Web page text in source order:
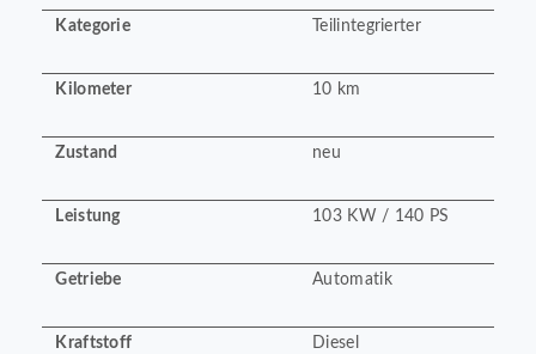
Kategorie Teilintegrierter
Kilometer 10 km
Zustand neu
Leistung 103 KW / 140 PS
Getriebe Automatik
Kraftstoff Diesel